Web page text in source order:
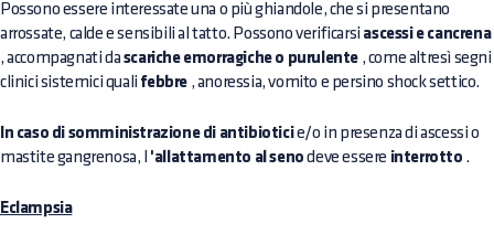
Possono essere interessate una o più ghiandole, che si presentano
arrossate, calde e sensibili al tatto. Possono verificarsi ascessi e cancrena
, accompagnati da scariche emorragiche o purulente , come altresì segni
clinici sistemici quali febbre , anoressia, vomito e persino shock settico.
In caso di somministrazione di antibioticie/o in presenza di ascessi o
mastite gangrenosa, l 'allattamento al seno deve essere interrotto .
Eclampsia